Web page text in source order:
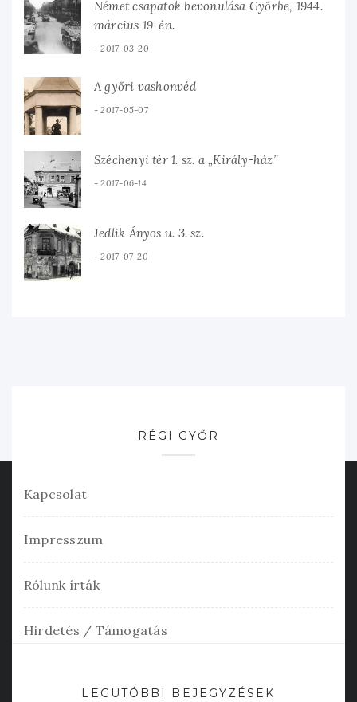
Német csapatok bevonulása Győrbe, 1944.
március 19-én.
2017-03-20
A győri vashonvéd
2017-05-07
Széchenyi tér 1. sz. a „Király-ház”
2017-06-14
Jedlik Ányos u. 3. sz.
2017-07-20
RÉGI GYŐR
Kapcsolat
Impresszum
Rólunk írták
Hirdetés / Támogatás
LEGUTÓBBI BEJEGYZÉSEK